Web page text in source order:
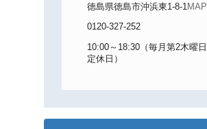
徳島県徳島市沖浜東1-8-1 MAP
0120-327-252
10:00～18:30（毎月第2木曜日
定休日）